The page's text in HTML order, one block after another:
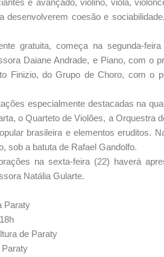
e avançado, violino, viola,
desenvolverem coesão e
gratuita, começa na segunda-
Daiane Andrade, e Piano, com o
Finizio, do Grupo de Choro, com o
especialmente destacadas na
o Quarteto de Violões, a Orquestra
brasileira e elementos eruditos.
sob a batuta de Rafael Gandolfo.
na sexta-feira (22) haverá
Natália Gularte.
Paraty
de Paraty
Paraty